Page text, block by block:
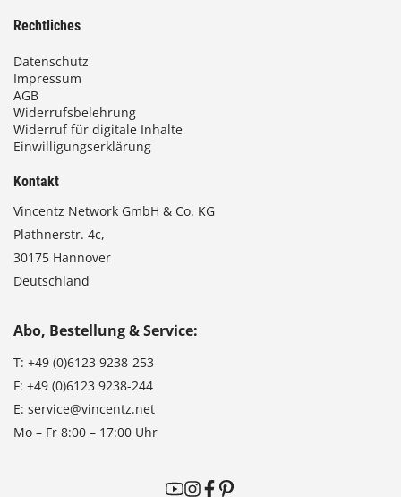
Rechtliches
Datenschutz
Impressum
AGB
Widerrufsbelehrung
Widerruf für digitale Inhalte
Einwilligungserklärung
Kontakt
Vincentz Network GmbH & Co. KG
Plathnerstr. 4c,
30175 Hannover
Deutschland
Abo, Bestellung & Service:
T: +49 (0)6123 9238-253
F: +49 (0)6123 9238-244
E: service@vincentz.net
Mo – Fr 8:00 – 17:00 Uhr